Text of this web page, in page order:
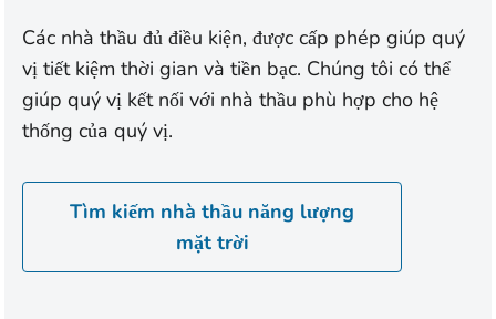
Các nhà thầu đủ điều kiện, được cấp phép giúp quý
vị tiết kiệm thời gian và tiền bạc. Chúng tôi có thể
giúp quý vị kết nối với nhà thầu phù hợp cho hệ
thống của quý vị.
Tìm kiếm nhà thầu năng lượng
mặt trời